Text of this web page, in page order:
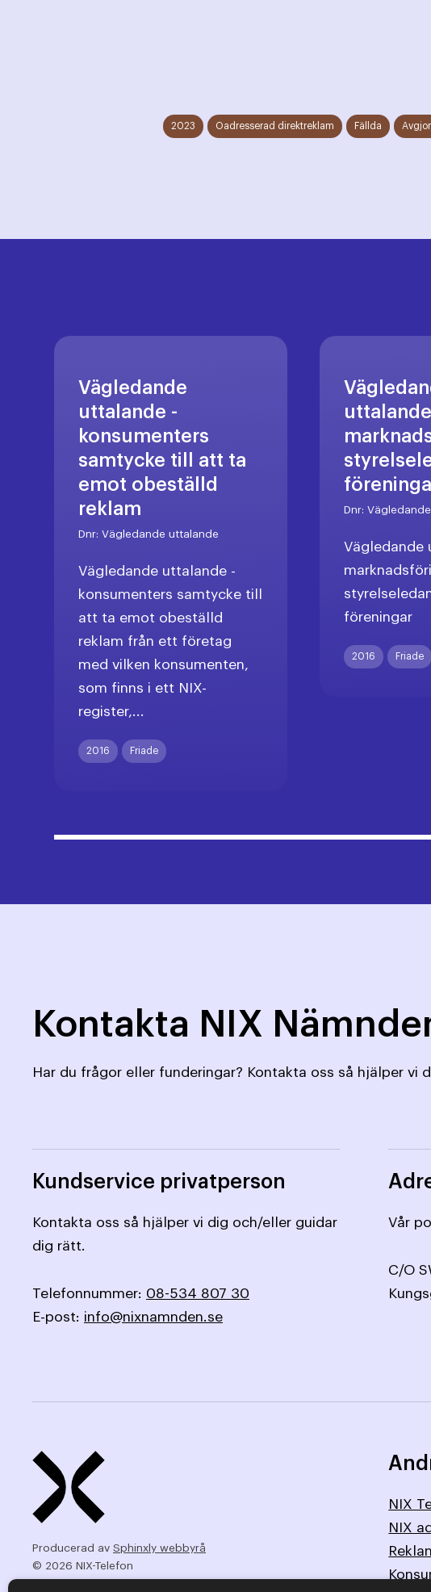
2023 Oadresserad direktreklam Fällda
Vägledande
uttalande -
konsumenters
samtycke till att ta
emot obeställd
reklam
Dnr:Vägledande uttalande
Vägledande uttalande -
konsumenters samtycke till
att ta emot obeställd
reklam från ett företag
med vilken konsumenten,
som finns i ett NIX-
register,...
2016 Friade
Dnr:
Vägledande
föreningar
2016 Friade
Kontakta NIX
Har du frågor eller funderingar? Kontakta oss så hjälper vi
Kundservice privatperson
Kontakta oss så hjälper vi dig och/eller guidar
dig rätt.
Telefonnummer: 08-534 807 30
E-post: info@nixnamnden.se
Vår
C/O
Producerad av Sphinxly webbyrå
© 2026 NIX-Telefon
NIX
NIX